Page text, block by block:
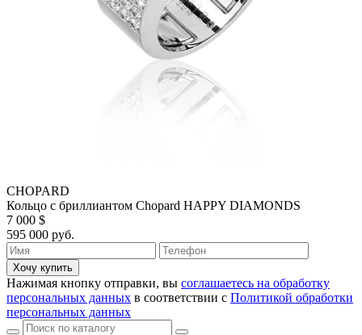
CHOPARD
Кольцо с бриллиантом Chopard HAPPY DIAMONDS
7 000 $
595 000 руб.
Хочу купить
Нажимая кнопку отправки, вы соглашаетесь на обработку
персональных данных в соответствии с Политикой обработки
персональных данных